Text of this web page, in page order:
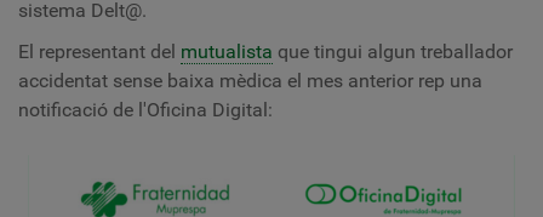
sistema Delt@.
El representant del mutualista que tingui algun treballador
accidentat sense baixa mèdica el mes anterior rep una
notificació de l'Oficina Digital: